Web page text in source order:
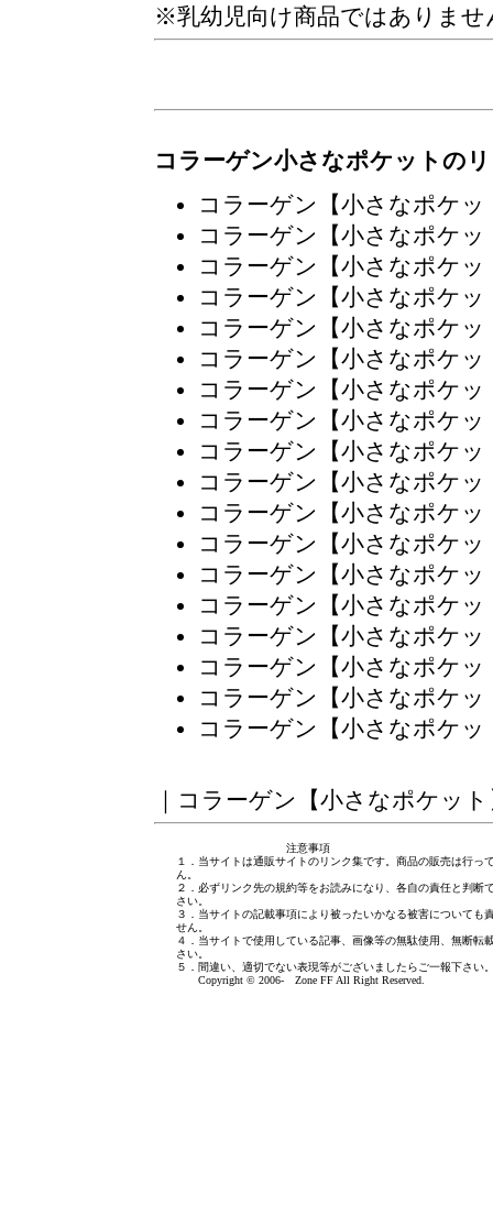
※乳幼児向け商品ではありませ
コラーゲン小さなポケットの
コラーゲン【小さなポケ
コラーゲン【小さなポケ
コラーゲン【小さなポケ
コラーゲン【小さなポケ
コラーゲン【小さなポケ
コラーゲン【小さなポケ
コラーゲン【小さなポケ
コラーゲン【小さなポケ
コラーゲン【小さなポケ
コラーゲン【小さなポケ
コラーゲン【小さなポケ
コラーゲン【小さなポケ
コラーゲン【小さなポケ
コラーゲン【小さなポケ
コラーゲン【小さなポケ
コラーゲン【小さなポケ
コラーゲン【小さなポケ
コラーゲン【小さなポケ
｜ コラーゲン【小さなポケット
注意事項
１．当サイトは通販サイトのリンク集です。商品の販売は行っ
ん。
２．必ずリンク先の規約等をお読みになり、各自の責任と判断
さい。
３．当サイトの記載事項により被ったいかなる被害についても
せん。
４．当サイトで使用している記事、画像等の無駄使用、無断転
さい。
５．間違い、適切でない表現等がございましたら ご一報下さい
Copyright © 2006- Zone FF All Right Reserved.